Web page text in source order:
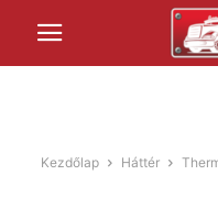
Kezdőlap Háttér